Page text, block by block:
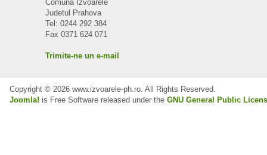
Comuna Izvoarele
Judetul Prahova
Tel: 0244 292 384
Fax 0371 624 071
Trimite-ne un e-mail
Copyright © 2026 www.izvoarele-ph.ro. All Rights Reserved.
Joomla! is Free Software released under the GNU General Public